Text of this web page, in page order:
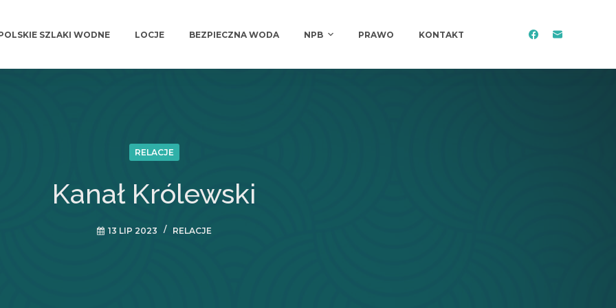
SZLAKI WODNE LOCJE BEZPIECZNA WODA NPB PRAWO KONTAKT
RELACJE
Kanał Królewski
13 LIP 2023 RELACJE